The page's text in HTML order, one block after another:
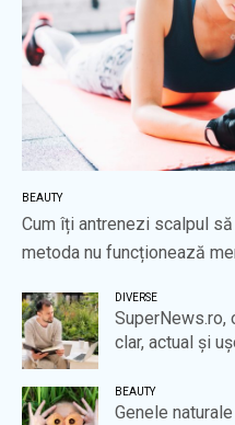
BEAUTY
Cum îți antrenezi scalpul
metoda nu funcționează
DIVERSE
SuperNews.ro,
clar, actual și
BEAUTY
Genele